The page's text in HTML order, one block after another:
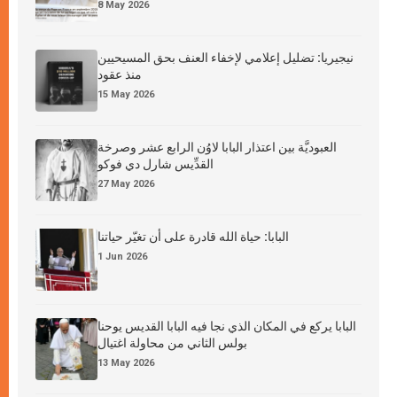
8 May 2026
نيجيريا: تضليل إعلامي لإخفاء العنف بحق المسيحيين
منذ عقود
15 May 2026
العبوديَّة بين اعتذار البابا لاوُن الرابع عشر وصرخة
القدِّيس شارل دي فوكو
27 May 2026
البابا: حياة الله قادرة على أن تغيّر حياتنا
1 Jun 2026
البابا يركع في المكان الذي نجا فيه البابا القديس يوحنا
بولس الثاني من محاولة اغتيال
13 May 2026